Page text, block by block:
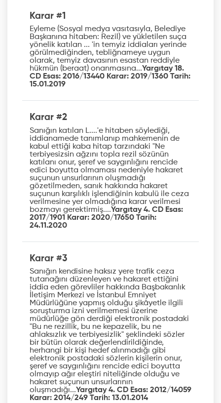
Karar #1
Eyleme (Sosyal medya vasıtasıyla, Belediye
Başkanına hitaben: Rezil) ve yükletilen suça
yönelik katılan ... 'in temyiz iddiaları yerinde
görülmediğinden, tebliğnameye uygun
olarak, temyiz davasının esastan reddiyle
hükmün (beraat) onanmasına...Yargıtay 18.
CD Esas: 2016/13440 Karar: 2019/1360 Tarih:
15.01.2019
Karar #2
Sanığın katılan L....'e hitaben söylediği,
iddianamede tanımlanıp mahkemenin de
kabul ettiği kaba hitap tarzındaki "Ne
terbiyesizsin ağzını topla rezil sözünün
katılanı onur, şeref ve saygınlığını rencide
edici boyutta olmaması nedeniyle hakaret
suçunun unsurlarının oluşmadığı
gözetilmeden, sanık hakkında hakaret
suçunun karşılıklı işlendiğinin kabulü ile ceza
verilmesine yer olmadığına karar verilmesi
bozmayı gerektirmiş....Yargıtay 4. CD Esas:
2017/1901 Karar: 2020/17650 Tarih:
24.11.2020
Karar #3
Sanığın kendisine haksız yere trafik ceza
tutanağını düzenleyen ve hakaret ettiğini
iddia eden görevliler hakkında Başbakanlık
İletişim Merkezi ve İstanbul Emniyet
Müdürlüğüne yapmış olduğu şikâyetle ilgili
soruşturma izni verilmemesi üzerine
müdürlüğe gön derdiği elektronik postadaki
"Bu ne rezillik, bu ne kepazelik, bu ne
ahlaksızlık ve terbiyesizlik" şeklindeki sözler
bir bütün olarak değerlendirildiğinde,
herhangi bir kişi hedef alınmadığı gibi
elektronik postadaki sözlerin kişilerin onur,
şeref ve saygınlığını rencide edici boyutta
olmayıp ağır eleştiri niteliğinde olduğu ve
hakaret suçunun unsurlarının
oluşmadığı...Yargıtay 4. CD Esas: 2012/14059
Karar: 2014/249 Tarih: 13.01.2014